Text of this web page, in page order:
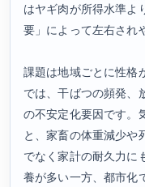
はヤギ肉が所得水準よ
要」によって左右され
課題は地域ごとに性格
では、干ばつの頻発、
の不安定化要因です。
と、家畜の体重減少や
でなく家計の耐久力に
養が多い一方、都市化